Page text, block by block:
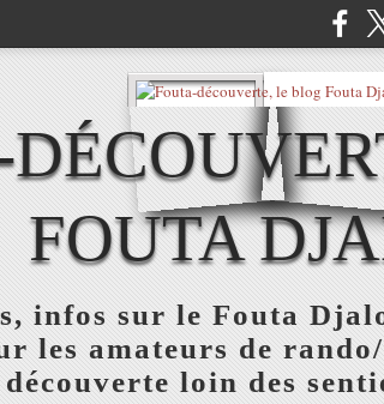
FOUTA
infos sur le Fouta
les amateurs de
découverte loin des